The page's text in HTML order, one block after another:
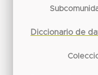
Diccionario de